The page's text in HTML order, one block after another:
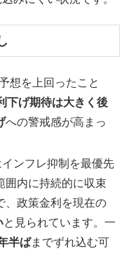
想を上回ったこと
下げ期待は大きく後
への警戒感が高まっ
インフレ抑制を最優先
囲内に持続的に収束
、政策金利を現在の
と見られています。一
半ばまでずれ込む可